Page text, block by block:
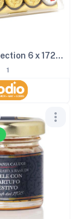
Ferrero Collection 6 x 172g 1kg
1